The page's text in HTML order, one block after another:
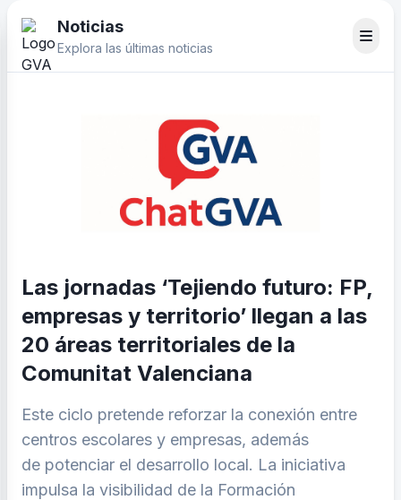
Noticias
Explora las últimas noticias
Las jornadas ‘Tejiendo futuro: FP,
empresas y territorio’ llegan a las
20 áreas territoriales de la
Comunitat Valenciana
Este ciclo pretende reforzar la conexión entre
centros escolares y empresas, además
de potenciar el desarrollo local. La iniciativa
impulsa la visibilidad de la Formación